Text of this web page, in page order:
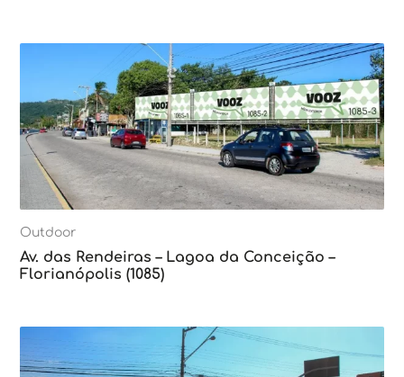
Outdoor
Av. das Rendeiras – Lagoa da Conceição –
Florianópolis (1085)